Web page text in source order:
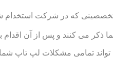
که در شرکت استخدام
ذکر می کنند و پس از آن
تمامی مشکلات لپ تاپ